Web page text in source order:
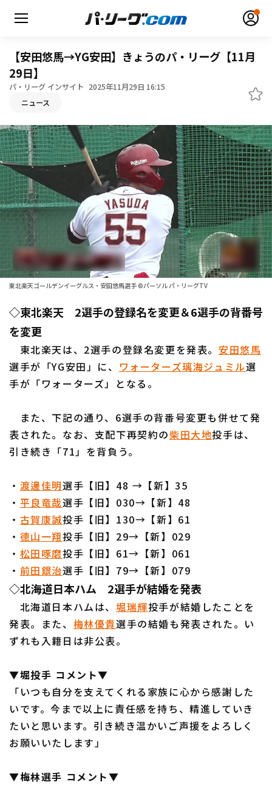
無料アカウント登録
HOME
動画
日程・結果
順位表･成績
1軍公式戦
ファーム東地区
ファーム中地区
ファーム西地区
交流戦
選手名鑑
北海道日本ハムファイターズ
東北楽天ゴールデンイーグルス
埼玉西武ライオンズ
オリックス・バファローズ
福岡ソフトバンクホークス
設定
利用規約
特定商取引法の表示 アルバイト募集（別ウィンドウで開く
【安田悠馬→YG安田】きょうのパ・リーグ【11月
29日】
パ・リーグ インサイト 2025年11月29日 16:15
ニュース
東北楽天ゴールデンイーグルス・安田悠馬選手 ©パーソル パ・リーグTV
◇東北楽天 2選手の登録名を変更＆6選手の背番号
を変更
東北楽天は、2選手の登録名変更を発表。安田悠馬
選手が「YG安田」に、 ワォーターズ璃海ジュミル選
手が「ワォーターズ」となる。
また、下記の通り、6選手の背番号変更も併せて発
表された。なお、支配下再契約の柴田大地投手は、
引き続き「71」を背負う。
・ 渡邊佳明選手【旧】48 →【新】35
・ 平良竜哉選手【旧】030→【新】48
・ 古賀康誠投手【旧】130→【新】61
・ 德山一翔投手【旧】29→【新】029
・ 松田啄磨投手【旧】61→【新】061
・ 前田銀治選手【旧】79→【新】079
◇北海道日本ハム 2選手が結婚を発表
北海道日本ハムは、 堀瑞輝投手が結婚したことを
発表。また、 梅林優貴選手の結婚も発表された。い
ずれも入籍日は非公表。
▼堀投手 コメント▼
「いつも自分を支えてくれる家族に心から感謝した
いです。今まで以上に責任感を持ち、精進していき
たいと思います。引き続き温かいご声援をよろしく
お願いいたします」
▼梅林選手 コメント▼